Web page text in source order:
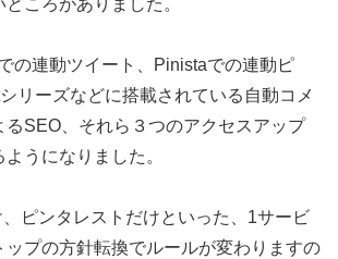
の連動ツイート、Pinistaでの連動ピ
リーズなどに搭載されている自動コメ
るSEO、それら３つのアクセスアップ
うになりました。
ピンタレストだけといった、1サービ
ップの方針転換でルールが変わりますの